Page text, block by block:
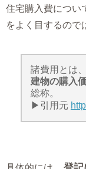
住宅購入費につい
をよく目するので
諸費用とは
建物の購入
総称。
▶引用元